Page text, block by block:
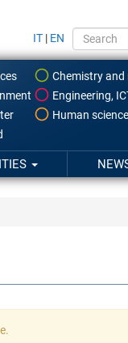
IT | EN
Chemistry
Engineering,
Human